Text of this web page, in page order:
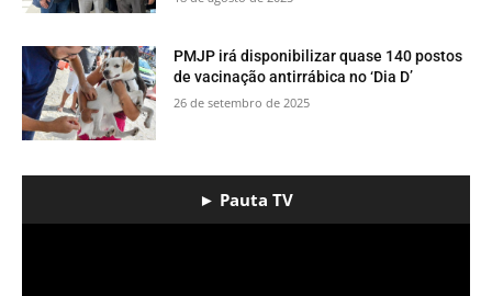
PMJP irá disponibilizar quase 140 postos
de vacinação antirrábica no ‘Dia D’
26 de setembro de 2025
► Pauta TV